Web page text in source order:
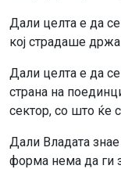
Дали целта е да
кој страдаше
Дали целта е да
страна на
сектор, со што ќе
Дали Владата
форма нема да ги